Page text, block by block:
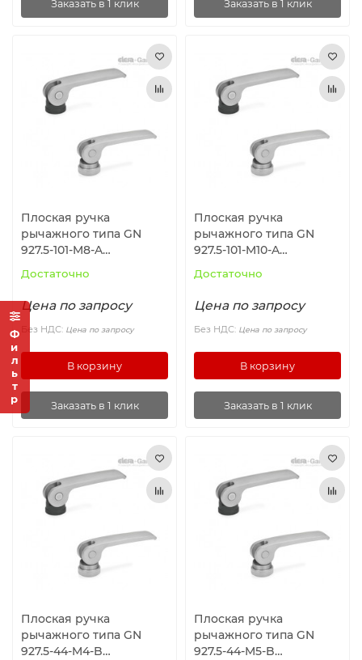
Фильтр
Заказать в 1 клик Заказать в 1 клик
Плоская ручка
рычажного типа GN
927.5-101-M8-A
Достаточно
Цена по запросу
Без НДС: Цена по запросу
В корзину
Заказать в 1 клик
Плоская ручка
рычажного типа GN
927.5-101-M10-A
Достаточно
Цена по запросу
Без НДС: Цена по запросу
В корзину
Заказать в 1 клик
Плоская ручка
рычажного типа GN
927.5-44-M4-B
Плоская ручка
рычажного типа GN
927.5-44-M5-B